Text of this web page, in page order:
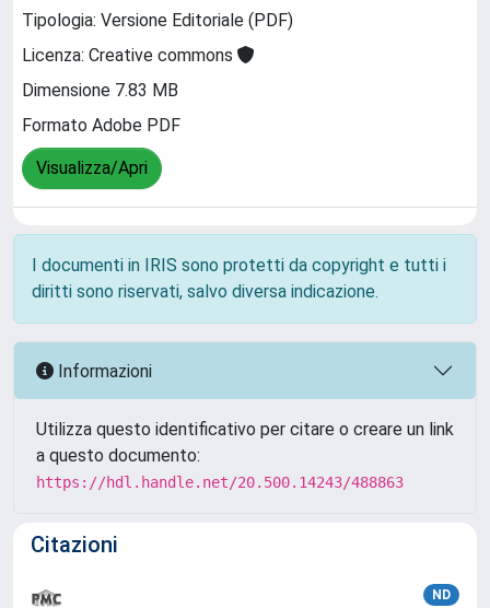
Tipologia: Versione Editoriale (PDF)
Licenza: Creative commons
Dimensione 7.83 MB
Formato Adobe PDF
Visualizza/Apri
I documenti in IRIS sono protetti da copyright e tutti i
diritti sono riservati, salvo diversa indicazione.
Informazioni
Utilizza questo identificativo per citare o creare un link
a questo documento:
https://hdl.handle.net/20.500.14243/488863
Citazioni
ND